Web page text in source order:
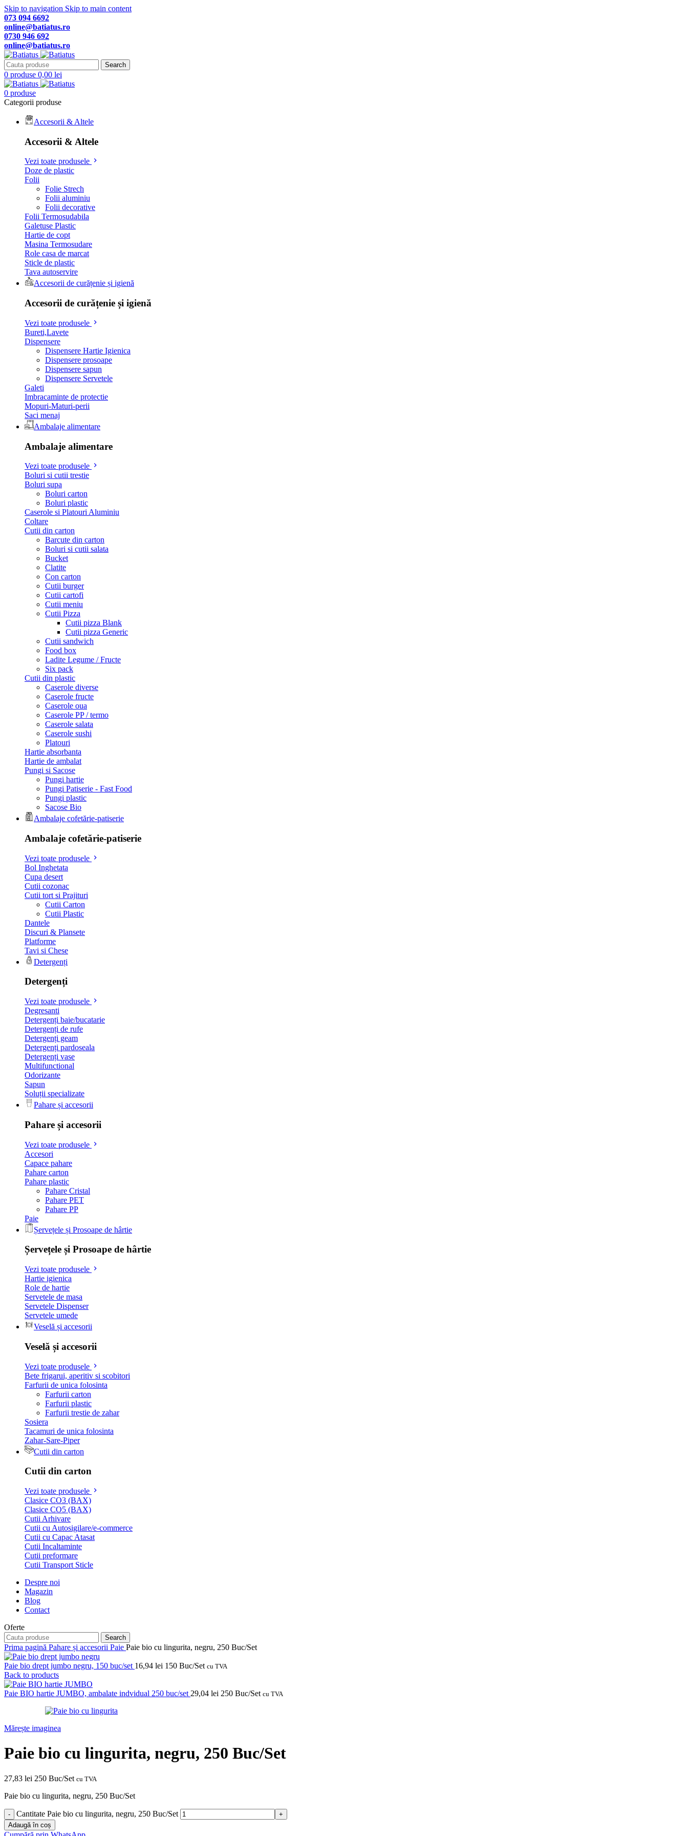
Skip to navigation Skip to main content
073 094 6692
online@batiatus.ro
0730 946 692
online@batiatus.ro
Search
0 produse 0,00 lei
0 produse
Categorii produse
Accesorii & Altele
Accesorii & Altele
Vezi toate produsele
Doze de plastic
Folii
Folie Strech
Folii aluminiu
Folii decorative
Folii Termosudabila
Galetuse Plastic
Hartie de copt
Masina Termosudare
Role casa de marcat
Sticle de plastic
Tava autoservire
Accesorii de curățenie și igienă
Accesorii de curățenie și igienă
Vezi toate produsele
Bureti,Lavete
Dispensere
Dispensere Hartie Igienica
Dispensere prosoape
Dispensere sapun
Dispensere Servetele
Galeti
Imbracaminte de protectie
Mopuri-Maturi-perii
Saci menaj
Ambalaje alimentare
Ambalaje alimentare
Vezi toate produsele
Boluri si cutii trestie
Boluri supa
Boluri carton
Boluri plastic
Caserole si Platouri Aluminiu
Coltare
Cutii din carton
Barcute din carton
Boluri si cutii salata
Bucket
Clatite
Con carton
Cutii burger
Cutii cartofi
Cutii meniu
Cutii Pizza
Cutii pizza Blank
Cutii pizza Generic
Cutii sandwich
Food box
Ladite Legume / Fructe
Six pack
Cutii din plastic
Caserole diverse
Caserole fructe
Caserole oua
Caserole PP / termo
Caserole salata
Caserole sushi
Platouri
Hartie absorbanta
Hartie de ambalat
Pungi si Sacose
Pungi hartie
Pungi Patiserie - Fast Food
Pungi plastic
Sacose Bio
Ambalaje cofetărie-patiserie
Ambalaje cofetărie-patiserie
Vezi toate produsele
Bol Inghetata
Cupa desert
Cutii cozonac
Cutii tort si Prajituri
Cutii Carton
Cutii Plastic
Dantele
Discuri & Plansete
Platforme
Tavi si Chese
Detergenți
Detergenți
Vezi toate produsele
Degresanti
Detergenți baie/bucatarie
Detergenți de rufe
Detergenți geam
Detergenți pardoseala
Detergenți vase
Multifunctional
Odorizante
Sapun
Soluții specializate
Pahare și accesorii
Pahare și accesorii
Vezi toate produsele
Accesori
Capace pahare
Pahare carton
Pahare plastic
Pahare Cristal
Pahare PET
Pahare PP
Paie
Șervețele și Prosoape de hârtie
Șervețele și Prosoape de hârtie
Vezi toate produsele
Hartie igienica
Role de hartie
Servetele de masa
Servetele Dispenser
Servetele umede
Veselă și accesorii
Veselă și accesorii
Vezi toate produsele
Bete frigarui, aperitiv si scobitori
Farfurii de unica folosinta
Farfurii carton
Farfurii plastic
Farfurii trestie de zahar
Sosiera
Tacamuri de unica folosinta
Zahar-Sare-Piper
Cutii din carton
Cutii din carton
Vezi toate produsele
Clasice CO3 (BAX)
Clasice CO5 (BAX)
Cutii Arhivare
Cutii cu Autosigilare/e-commerce
Cutii cu Capac Atasat
Cutii Incaltaminte
Cutii preformare
Cutii Transport Sticle
Despre noi
Magazin
Blog
Contact
Oferte
Search
Prima pagină Pahare și accesorii Paie Paie bio cu lingurita, negru, 250 Buc/Set
Paie bio drept jumbo negru, 150 buc/set 16,94 lei 150 Buc/Set cu TVA
Back to products
Paie BIO hartie JUMBO, ambalate indvidual 250 buc/set 29,04 lei 250 Buc/Set cu TVA
Mărește imaginea
Paie bio cu lingurita, negru, 250 Buc/Set
27,83 lei 250 Buc/Set cu TVA
Paie bio cu lingurita, negru, 250 Buc/Set
Cantitate Paie bio cu lingurita, negru, 250 Buc/Set
Adaugă în coș